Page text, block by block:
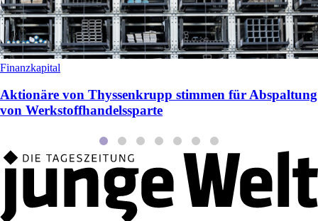
Finanzkapital
Aktionäre von Thyssenkrupp stimmen für Abspaltung
von Werkstoffhandelssparte